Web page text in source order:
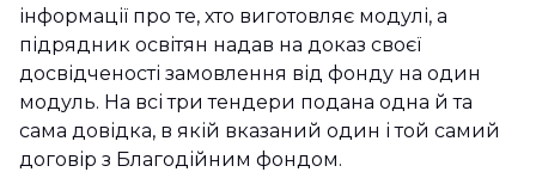
інформації про те, хто виготовляє модулі, а
підрядник освітян надав на доказ своєї
досвідченості замовлення від фонду на один
модуль. На всі три тендери подана одна й та
сама довідка, в якій вказаний один і той самий
договір з Благодійним фондом.